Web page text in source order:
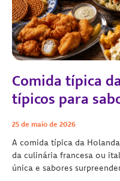
Comida típica
típicos para
25 de maio de 2026
A comida típica da
da culinária francesa ou
única e sabores